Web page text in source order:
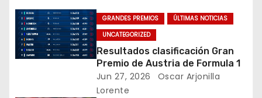
c
i
ó
GRANDES PREMIOS
ÚLTIMAS NOTICIAS
UNCATEGORIZED
Resultados clasificación Gran
Premio de Austria de Formula 1
Jun 27, 2026
Oscar Arjonilla
Lorente